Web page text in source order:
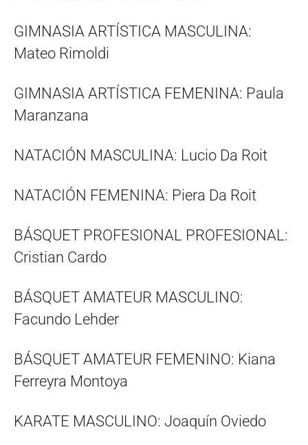
GIMNASIA ARTÍSTICA MASCULINA:
Mateo Rimoldi
GIMNASIA ARTÍSTICA FEMENINA: Paula
Maranzana
NATACIÓN MASCULINA: Lucio Da Roit
NATACIÓN FEMENINA: Piera Da Roit
BÁSQUET PROFESIONAL PROFESIONAL:
Cristian Cardo
BÁSQUET AMATEUR MASCULINO:
Facundo Lehder
BÁSQUET AMATEUR FEMENINO: Kiana
Ferreyra Montoya
KARATE MASCULINO: Joaquín Oviedo